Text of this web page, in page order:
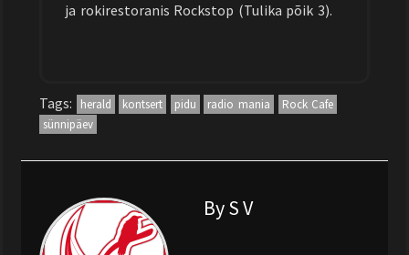
ja rokirestoranis Rockstop (Tulika põik 3).
Tags: herald kontsert pidu radio mania
Rock Cafe
sünnipäev
By S V